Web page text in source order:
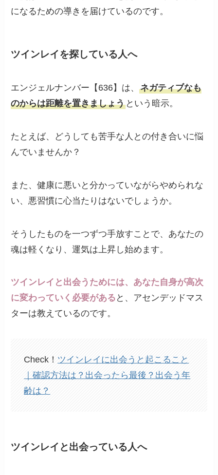
になるための導きを届けているのです。
ツインレイを探している人へ
エンジェルナンバー【636】は、ネガティブなも
のからは距離を置きましょう という暗示。
たとえば、どうしても苦手な人との付き合いに悩
んでいませんか？
また、健康に悪いと分かっていながらやめられな
い、悪習慣に心当たりはないでしょうか。
そうしたものを一つずつ手放すことで、あなたの
魂は軽くなり、運気は上昇し始めます。
ツインレイと出会うためには、あなた自身が高次
に変わっていく必要がある と、アセンデッドマス
ターは教えているのです。
Check！ ツインレイに出会うと起こること
｜確認方法は？出会ったら最後？出会う年
齢は？
ツインレイと出会っている人へ